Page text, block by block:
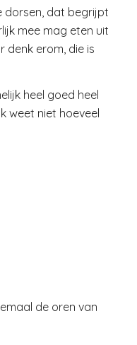
dorsen, dat begrijpt
mee mag eten uit
denk erom, die is
heel goed heel
weet niet hoeveel
de oren van